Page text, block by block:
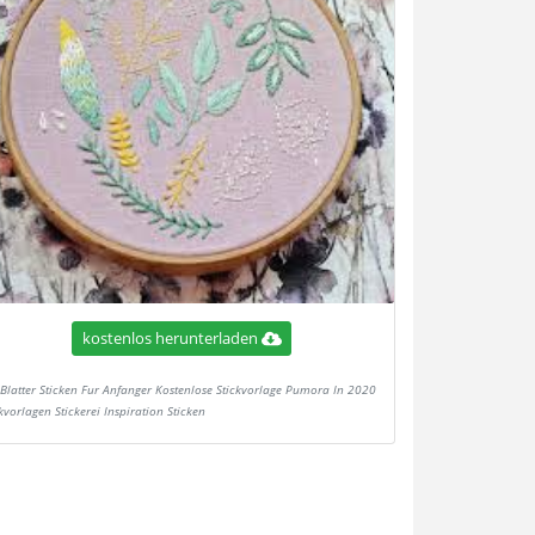
kostenlos herunterladen
Blatter Sticken Fur Anfanger Kostenlose Stickvorlage Pumora In 2020
Stickerei Inspiration Sticken